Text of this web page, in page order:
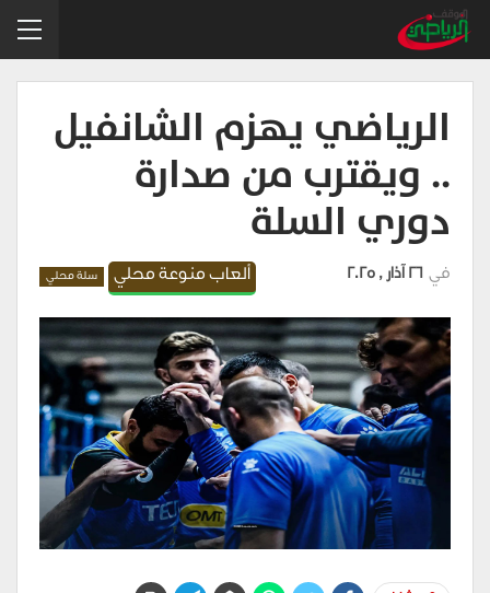
الرياضي يهزم الشانفيل
.. ويقترب من صدارة
دوري السلة
ألعاب منوعة محلي سلة محلي في 26 آذار , 2025